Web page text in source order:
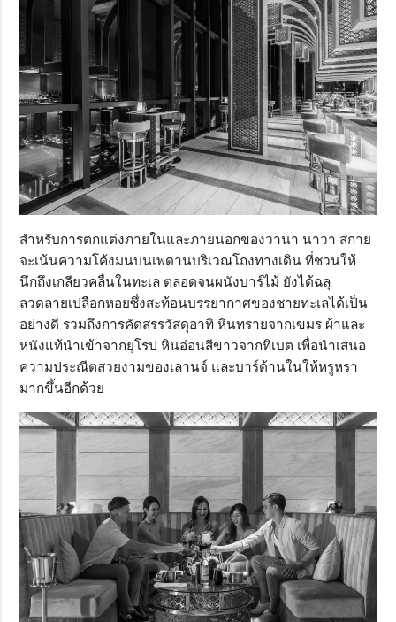
สำหรับการตกแต่งภายในและภายนอกของวานา นาวา สกาย
จะเน้นความโค้งมนบนเพดานบริเวณโถงทางเดิน ที่ชวนให้
นึกถึงเกลียวคลื่นในทะเล ตลอดจนผนังบาร์ไม้ ยังได้ฉลุ
ลวดลายเปลือกหอยซึ่งสะท้อนบรรยากาศของชายทะเลได้เป็น
อย่างดี รวมถึงการคัดสรรวัสดุอาทิ หินทรายจากเขมร ผ้าและ
หนังแท้นำเข้าจากยุโรป หินอ่อนสีขาวจากทิเบต เพื่อนำเสนอ
ความประณีตสวยงามของเลานจ์ และบาร์ด้านในให้หรูหรา
มากขึ้นอีกด้วย